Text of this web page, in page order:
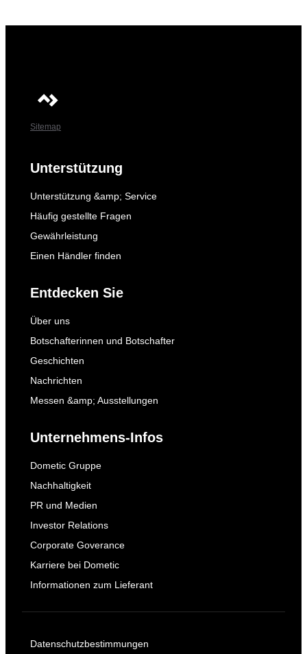
Sitemap
Unterstützung
Unterstützung &amp; Service
Häufig gestellte Fragen
Gewährleistung
Einen Händler finden
Entdecken Sie
Über uns
Botschafterinnen und Botschafter
Geschichten
Nachrichten
Messen &amp; Ausstellungen
Unternehmens-Infos
Dometic Gruppe
Nachhaltigkeit
PR und Medien
Investor Relations
Corporate Goverance
Karriere bei Dometic
Informationen zum Lieferant
Datenschutzbestimmungen